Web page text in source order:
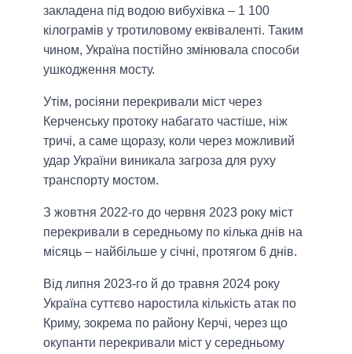
закладена під водою вибухівка – 1 100
кілограмів у тротиловому еквіваленті. Таким
чином, Україна постійно змінювала способи
ушкодження мосту.
Утім, росіяни перекривали міст через
Керченську протоку набагато частіше, ніж
тричі, а саме щоразу, коли через можливий
удар України виникала загроза для руху
транспорту мостом.
З жовтня 2022-го до червня 2023 року міст
перекривали в середньому по кілька днів на
місяць – найбільше у січні, протягом 6 днів.
Від липня 2023-го й до травня 2024 року
Україна суттєво наростила кількість атак по
Криму, зокрема по району Керчі, через що
окупанти перекривали міст у середньому